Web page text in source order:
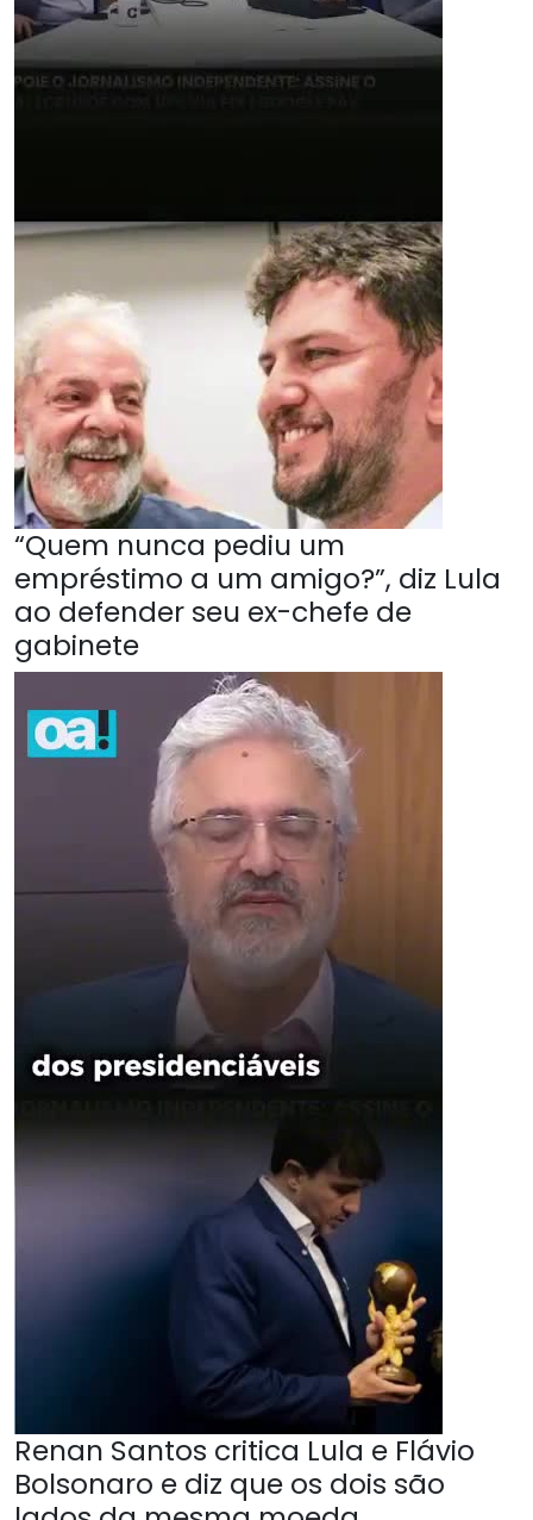
“Quem nunca pediu um
empréstimo a um amigo?”, diz Lula
ao defender seu ex-chefe de
gabinete
Renan Santos critica Lula e Flávio
Bolsonaro e diz que os dois são